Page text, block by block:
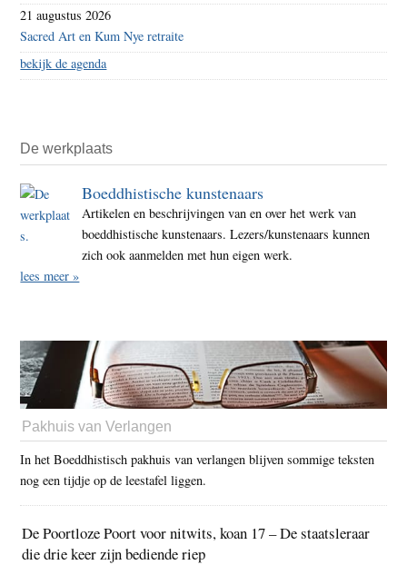
21 augustus 2026
Sacred Art en Kum Nye retraite
bekijk de agenda
De werkplaats
Boeddhistische kunstenaars
Artikelen en beschrijvingen van en over het werk van
boeddhistische kunstenaars. Lezers/kunstenaars kunnen
zich ook aanmelden met hun eigen werk.
lees meer »
Pakhuis van Verlangen
In het Boeddhistisch pakhuis van verlangen blijven sommige teksten
nog een tijdje op de leestafel liggen.
De Poortloze Poort voor nitwits, koan 17 – De staatsleraar
die drie keer zijn bediende riep